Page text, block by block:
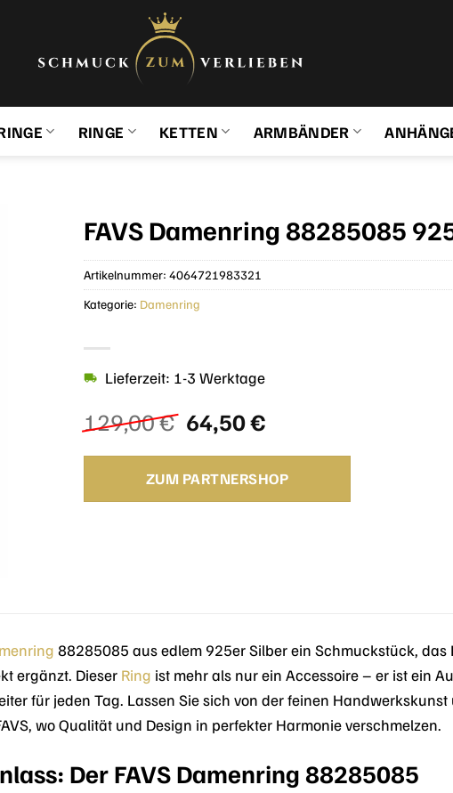
RINGE KETTEN ARMBÄNDER
FAVS Damenring 88285085
129,00€ Ursprünglicher
Preis
war:
129,00 €
64,50€Aktueller
ist:
64,50 €.
Lieferzeit: 1-3 Werktage
ZUM PARTNERSHOP
Artikelnummer: 4064721983321
Kategorie: Damenring
88285085 aus edlem 925er Silber ein Schmuckstück,
ergänzt. Dieser Ring ist mehr als nur ein Accessoire – er ist ein
für jeden Tag. Lassen Sie sich von der feinen
wo Qualität und Design in perfekter Harmonie verschmelzen.
Der FAVS Damenring 88285085